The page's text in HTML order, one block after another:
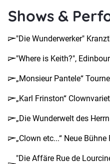
Shows &
"Die Wunderwerker"
"Where is Keith?",
„Monsieur Pantele“
„Karl Frinston“
„Die Wunderwelt des
„Clown etc...“ Neue
"Die Affäre Rue de